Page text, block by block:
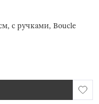
с ручками, Boucle